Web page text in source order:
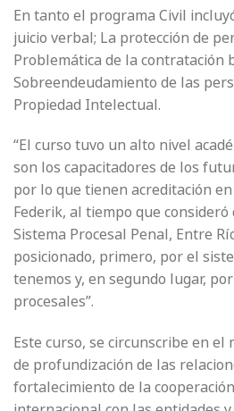
En tanto el programa Civil
juicio verbal; La protección de
Problemática de la contratación
Sobreendeudamiento de las
Propiedad Intelectual.
“El curso tuvo un alto nivel
son los capacitadores de los
por lo que tienen acreditación
Federik, al tiempo que
Sistema Procesal Penal, Entre
posicionado, primero, por el
tenemos y, en segundo lugar,
procesales”.
Este curso, se circunscribe en
de profundización de las
fortalecimiento de la